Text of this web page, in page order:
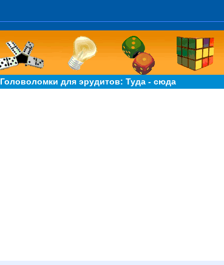
Головоломки для эрудитов: Туда - сюда